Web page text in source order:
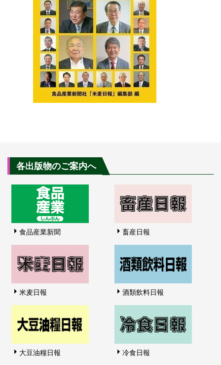
各出版物のご案内へ
食品産業新聞 畜産日報
米麦日報 酒類飲料日報
大豆油糧日報 冷食日報